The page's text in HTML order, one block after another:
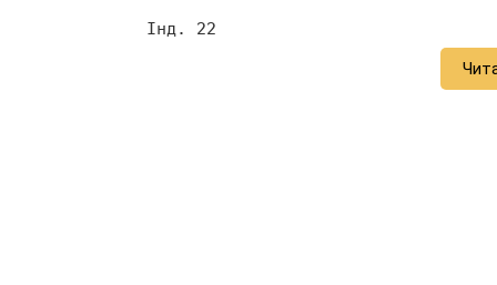
     Інд. 22